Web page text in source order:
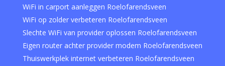
WiFi in carport aanleggen Roelofarendsveen
WiFi op zolder verbeteren Roelofarendsveen
Slechte WiFi van provider oplossen Roelofarendsveen
Eigen router achter provider modem Roelofarendsveen
Thuiswerkplek internet verbeteren Roelofarendsveen